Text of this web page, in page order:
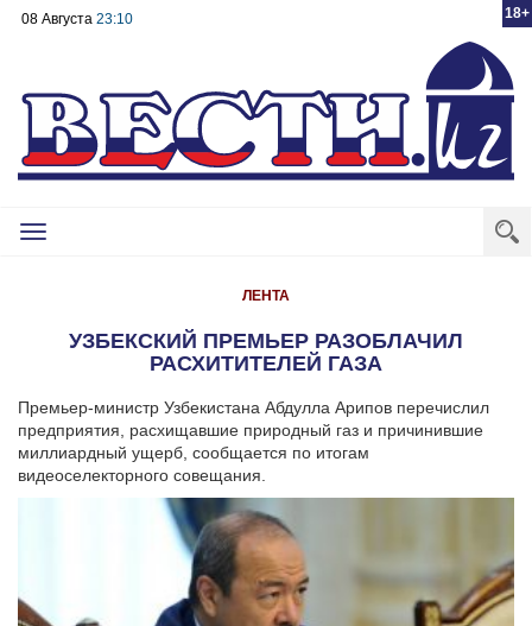
18+
08 Августа 23:10
Toggle
ЛЕНТА
УЗБЕКСКИЙ ПРЕМЬЕР РАЗОБЛАЧИЛ
РАСХИТИТЕЛЕЙ ГАЗА
Премьер-министр Узбекистана Абдулла Арипов перечислил
предприятия, расхищавшие природный газ и причинившие
миллиардный ущерб, сообщается по итогам
видеоселекторного совещания.